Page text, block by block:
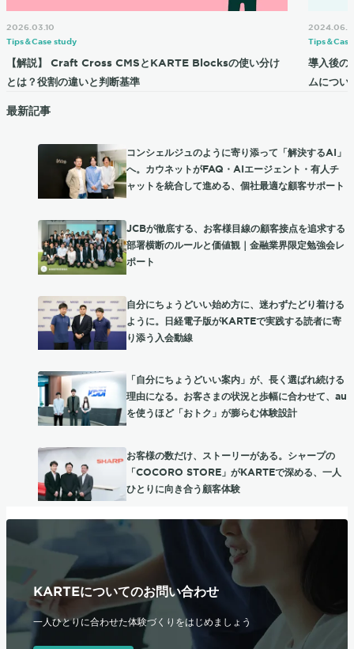
2026.03.10
Tips＆Case study
【解説】 Craft Cross CMSとKARTE Blocksの使い分け
とは？役割の違いと判断基準
Tips＆
導入後の
ムについ
最新記事
コンシェルジュのように寄り添って「解決するAI」
へ。カウネットがFAQ・AIエージェント・有人チ
ャットを統合して進める、個社最適な顧客サポート
JCBが徹底する、お客様目線の顧客接点を追求する
部署横断のルールと価値観｜金融業界限定勉強会レ
ポート
自分にちょうどいい始め方に、迷わずたどり着ける
ように。日経電子版がKARTEで実践する読者に寄
り添う入会動線
「自分にちょうどいい案内」が、長く選ばれ続ける
理由になる。お客さまの状況と歩幅に合わせて、au
を使うほど「おトク」が膨らむ体験設計
お客様の数だけ、ストーリーがある。シャープの
「COCORO STORE」がKARTEで深める、一人
ひとりに向き合う顧客体験
KARTEについてのお問い合わせ
一人ひとりに合わせた体験づくりをはじめましょう